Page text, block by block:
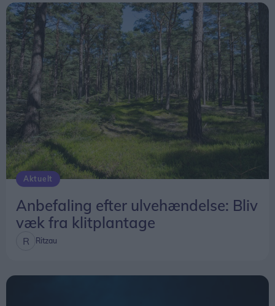
Aktuelt
Anbefaling efter ulvehændelse: Bliv
væk fra klitplantage
Ritzau